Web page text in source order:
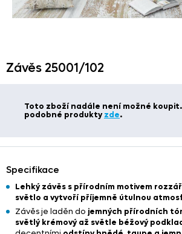
Závěs 25001/102
Toto zboží nadále není možné
podobné produktyzde.
Specifikace
Lehký závěs s přírodním motivem
světlo a vytvoří příjemně útulnou
Závěs je laděn do jemných přírodních
světlý krémový až světle béžový